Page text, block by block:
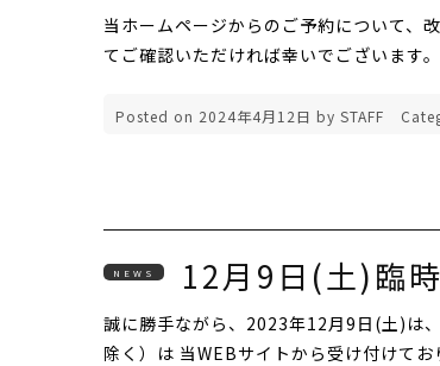
当ホームページからのご予約について、
てご確認いただければ幸いでございま
Posted on 2024年4月12日 by STAFF
NEWS 12月9日(土)臨
誠に勝手ながら、2023年12月9日(土)は
除く）は 当WEBサイトから受け付けて